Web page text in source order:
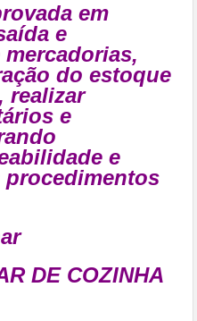
em
e
do estoque
realizar
e
e
DE COZINHA